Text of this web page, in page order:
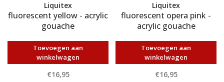
Liquitex
fluorescent yellow - acrylic
gouache
Toevoegen aan
winkelwagen
€16,95
Liquitex
fluorescent opera pink -
acrylic gouache
Toevoegen aan
winkelwagen
€16,95